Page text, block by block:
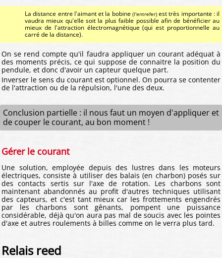
La distance entre l'aimant et la bobine (l'entrefer)est très importante : il
vaudra mieux qu'elle soit la plus faible possible afin de bénéficier au
mieux de l'attraction électromagnétique (qui est proportionnelle au
carré de la distance).
On se rend compte qu'il faudra appliquer un courant adéquat à
des moments précis, ce qui suppose de connaitre la position du
pendule, et donc d'avoir un capteur quelque part.
Inverser le sens du courant est optionnel. On pourra se contenter
de l'attraction ou de la répulsion, l'une des deux.
Conclusion partielle : il nous faut un moyen d'appliquer et
de couper le courant, au bon moment !
Gérer le courant
Une solution, employée depuis des lustres dans les moteurs
électriques, consiste à utiliser des balais (en charbon) posés sur
des contacts sertis sur l'axe de rotation. Les charbons sont
maintenant abandonnés au profit d'autres techniques utilisant
des capteurs, et c'est tant mieux car les frottements engendrés
par les charbons sont gênants, pompent une puissance
considérable, déjà qu'on aura pas mal de soucis avec les pointes
d'axe et autres roulements à billes comme on le verra plus tard.
Relais reed